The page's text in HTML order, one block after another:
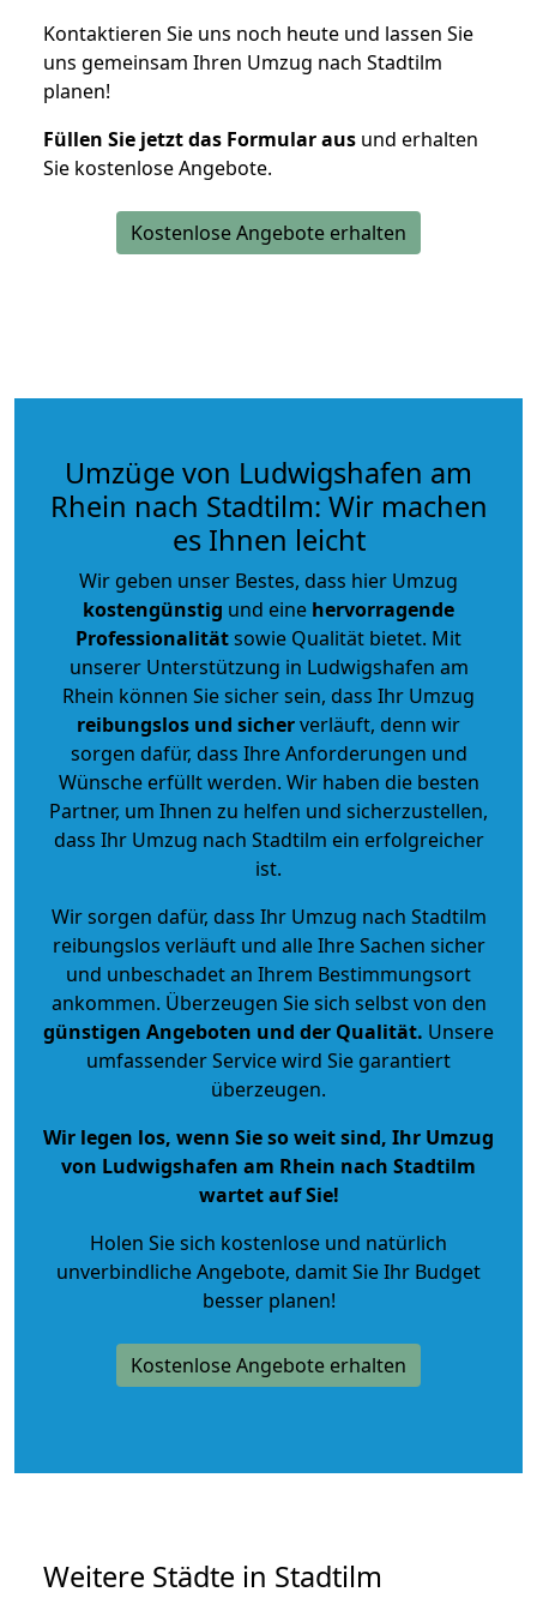
Kontaktieren Sie uns noch heute und lassen Sie
uns gemeinsam Ihren Umzug nach Stadtilm
planen!
Füllen Sie jetzt das Formular aus und erhalten
Sie kostenlose Angebote.
Kostenlose Angebote erhalten
Umzüge von Ludwigshafen am
Rhein nach Stadtilm: Wir machen
es Ihnen leicht
Wir geben unser Bestes, dass hier Umzug
kostengünstig und eine hervorragende
Professionalitätsowie Qualität bietet. Mit
unserer Unterstützung in Ludwigshafen am
Rhein können Sie sicher sein, dass Ihr Umzug
reibungslos und sicherverläuft, denn wir
sorgen dafür, dass Ihre Anforderungen und
Wünsche erfüllt werden. Wir haben die besten
Partner, um Ihnen zu helfen und sicherzustellen,
dass Ihr Umzug nach Stadtilm ein erfolgreicher
ist.
Wir sorgen dafür, dass Ihr Umzug nach Stadtilm
reibungslos verläuft und alle Ihre Sachen sicher
und unbeschadet an Ihrem Bestimmungsort
ankommen. Überzeugen Sie sich selbst von den
günstigen Angeboten und der Qualität. Unsere
umfassender Service wird Sie garantiert
überzeugen.
Wir legen los, wenn Sie so weit sind, Ihr Umzug
von Ludwigshafen am Rhein nach Stadtilm
wartet auf Sie!
Holen Sie sich kostenlose und natürlich
unverbindliche Angebote, damit Sie Ihr Budget
besser planen!
Kostenlose Angebote erhalten
Weitere Städte in Stadtilm